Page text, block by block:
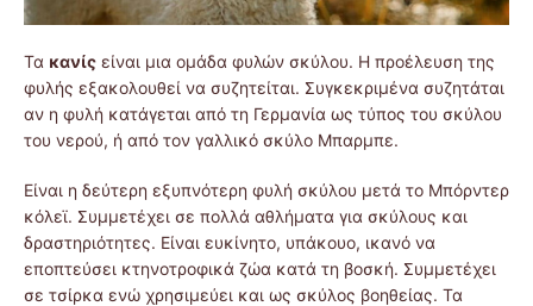
Τα κανίς είναι μια ομάδα φυλών σκύλου. Η προέλευση της
φυλής εξακολουθεί να συζητείται. Συγκεκριμένα συζητάται
αν η φυλή κατάγεται από τη Γερμανία ως τύπος του σκύλου
του νερού, ή από τον γαλλικό σκύλο Μπαρμπε.
Είναι η δεύτερη εξυπνότερη φυλή σκύλου μετά το Μπόρντερ
κόλεϊ. Συμμετέχει σε πολλά αθλήματα για σκύλους και
δραστηριότητες. Είναι ευκίνητο, υπάκουο, ικανό να
εποπτεύσει κτηνοτροφικά ζώα κατά τη βοσκή. Συμμετέχει
σε τσίρκα ενώ χρησιμεύει και ως σκύλος βοηθείας. Τα